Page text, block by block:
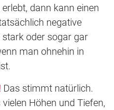
dann kann einen
negative
oder sogar gar
man ohnehin in
Das stimmt natürlich.
Höhen und Tiefen,